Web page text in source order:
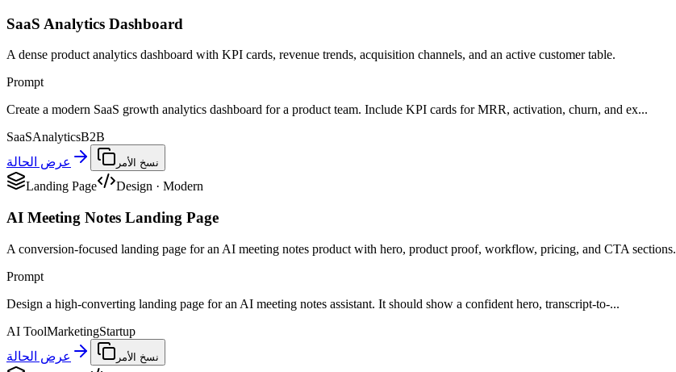
SaaS Analytics Dashboard
A dense product analytics dashboard with KPI cards, revenue trends, acquisition channels, and an active customer table.
Prompt
Create a modern SaaS growth analytics dashboard for a product team. Include KPI cards for MRR, activation, churn, and ex...
SaaSAnalyticsB2B
عرض الحالة
نسخ الأمر
Landing Page Design · Modern
AI Meeting Notes Landing Page
A conversion-focused landing page for an AI meeting notes product with hero, product proof, workflow, pricing, and CTA sections.
Prompt
Design a high-converting landing page for an AI meeting notes assistant. It should show a confident hero, transcript-to-...
AI ToolMarketingStartup
عرض الحالة
نسخ الأمر